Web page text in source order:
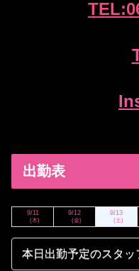
TEL:
出勤表
9/11
(木)
9/12
(金)
9/13
(土)
本日出勤予定のスタッ